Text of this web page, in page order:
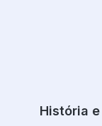
História